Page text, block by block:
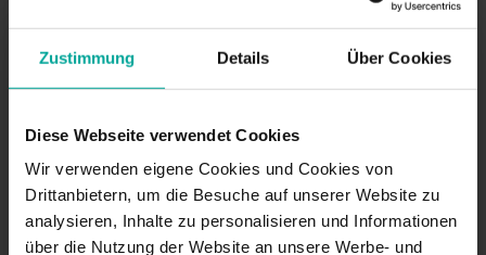
Zustimmung Details Über Cookies
Diese Webseite verwendet Cookies
Wir verwenden eigene Cookies und Cookies von
Drittanbietern, um die Besuche auf unserer Website zu
analysieren, Inhalte zu personalisieren und Informationen
über die Nutzung der Website an unsere Werbe- und
Berlin die
zweitbevölkerungsreichste Stadt
Deutschlands, die drittgrößte in
Mitteleuropa und die siebte in
Der Hamburger Hafen ist nach
Rotterdam der zweitgrößte
Europas und einer der zwanzig